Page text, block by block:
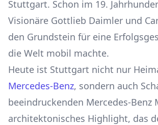
Stuttgart. Schon im 19.
Visionäre Gottlieb Daimler und
den Grundstein für eine
die Welt mobil machte.
Heute ist Stuttgart nicht nur
Mercedes-Benz, sondern auch
beeindruckenden Mercedes-Benz
architektonisches Highlight, das